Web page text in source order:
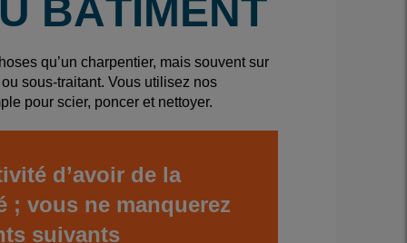
BÂTIMENT
qu’un charpentier, mais souvent sur
sous-traitant. Vous utilisez nos
pour scier, poncer et nettoyer.
d’avoir de la
vous ne manquerez
suivants